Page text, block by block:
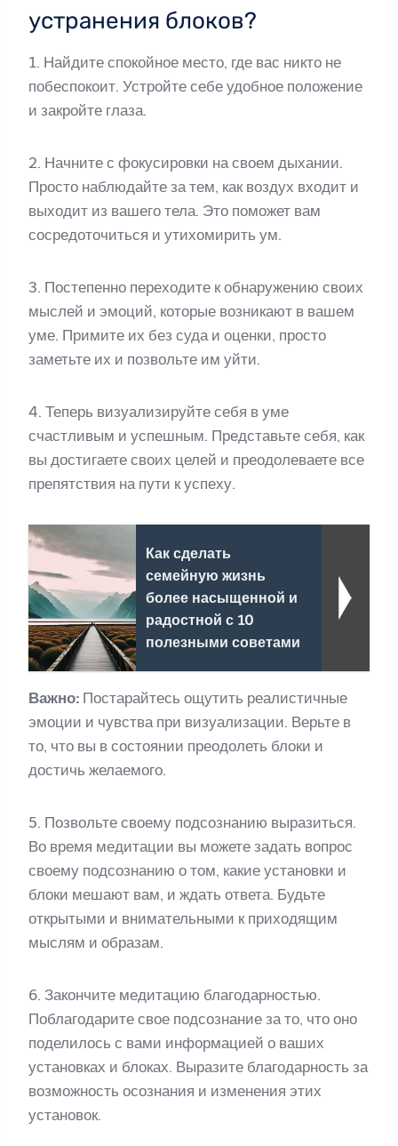
устранения блоков?
1. Найдите спокойное место, где вас никто не
побеспокоит. Устройте себе удобное положение
и закройте глаза.
2. Начните с фокусировки на своем дыхании.
Просто наблюдайте за тем, как воздух входит и
выходит из вашего тела. Это поможет вам
сосредоточиться и утихомирить ум.
3. Постепенно переходите к обнаружению своих
мыслей и эмоций, которые возникают в вашем
уме. Примите их без суда и оценки, просто
заметьте их и позвольте им уйти.
4. Теперь визуализируйте себя в уме
счастливым и успешным. Представьте себя, как
вы достигаете своих целей и преодолеваете все
препятствия на пути к успеху.
Как сделать
семейную жизнь
более насыщенной и
радостной с 10
полезными советами
Важно: Постарайтесь ощутить реалистичные
эмоции и чувства при визуализации. Верьте в
то, что вы в состоянии преодолеть блоки и
достичь желаемого.
5. Позвольте своему подсознанию выразиться.
Во время медитации вы можете задать вопрос
своему подсознанию о том, какие установки и
блоки мешают вам, и ждать ответа. Будьте
открытыми и внимательными к приходящим
мыслям и образам.
6. Закончите медитацию благодарностью.
Поблагодарите свое подсознание за то, что оно
поделилось с вами информацией о ваших
установках и блоках. Выразите благодарность за
возможность осознания и изменения этих
установок.